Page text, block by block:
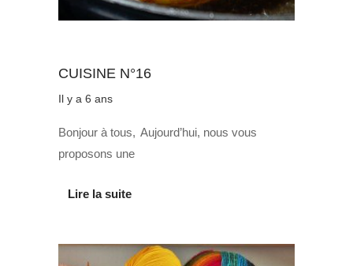
CUISINE N°16
Il y a 6 ans
Bonjour à tous, Aujourd’hui, nous vous
proposons une
Lire la suite